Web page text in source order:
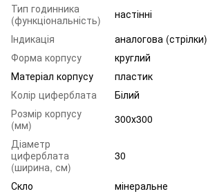
Тип годинника
(функціональність)
настінні
Індикація
аналогова (стрілки)
Форма корпусу
круглий
Матеріал корпусу
пластик
Колір циферблата
Білий
Розмір корпусу
(мм)
300х300
Діаметр
циферблата
(ширина, см)
30
Скло
мінеральне